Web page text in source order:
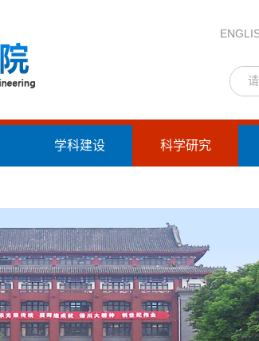
学科建设 科学研究